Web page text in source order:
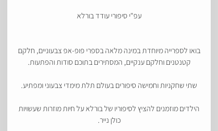
עפ"י סיפורי עודד בורלא
בואו לספרייה מיוחדת במינה מלאה בספרי פופ-אפ צבעוניים, חלקם
קטנטנים וחלקם ענקיים, המסתירים בתוכם סודות והפתעות.
שתי שחקניות וחמישה סיפורים בעולם תלת מימדי צבעוני ומפתיע.
הילדים מוזמנים להציץ לסיפוריו של בורלא על חיות מוזרות שעשויות
כולן נייר.